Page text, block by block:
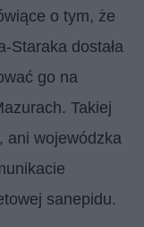
o tym, że
Staraka dostała
go na
Takiej
ani wojewódzka
sanepidu.